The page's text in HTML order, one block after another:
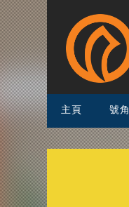
主頁 號角